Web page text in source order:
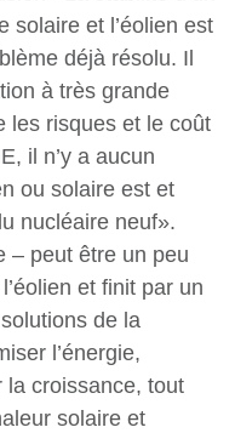
solaire et l’éolien est
déjà résolu. Il
à très grande
les risques et le coût
il n’y a aucun
ou solaire est et
nucléaire neuf».
– peut être un peu
et finit par un
de la
l’énergie,
la croissance, tout
solaire et